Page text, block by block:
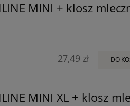
MINI + klosz
27,49 zł DO
MINI XL + klosz